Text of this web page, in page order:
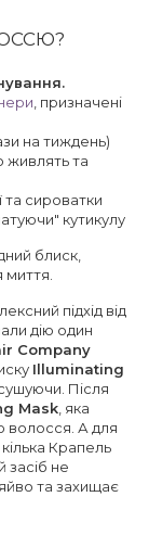
, призначені
на тиждень)
живлять та
та сироватки
кутикулу
блиск,
миття.
підхід від
дію один
Company
Illuminating
Після
Mask , яка
волосся. А для
Крапель
засіб не
та захищає